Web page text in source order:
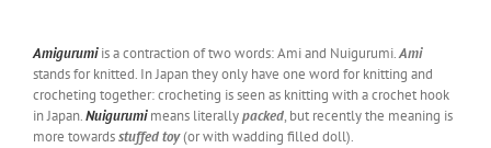
Amigurumiis a contraction of two words: Ami and Nuigurumi.Ami
stands for knitted. In Japan they only have one word for knitting and
crocheting together: crocheting is seen as knitting with a crochet hook
in Japan.Nuigurumimeans literallypacked, but recently the meaning is
more towardsstuffed toy(or with wadding filled doll).